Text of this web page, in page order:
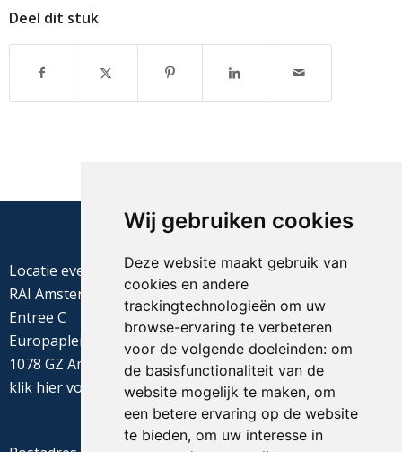
Wij gebruiken cookies
Deze website maakt gebruik van
cookies en andere
trackingtechnologieën om uw
browse-ervaring te verbeteren
voor de volgende doeleinden: om
de basisfunctionaliteit van de
website mogelijk te maken, om
een betere ervaring op de website
te bieden, om uw interesse in
Deel dit stuk
Locatie evenement
RAI Amsterdam
Entree C
Europaplein 22
1078 GZ Amsterdam
klik hiervoor de routebeschrijving